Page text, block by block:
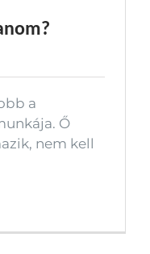
a
Ő
nem kell